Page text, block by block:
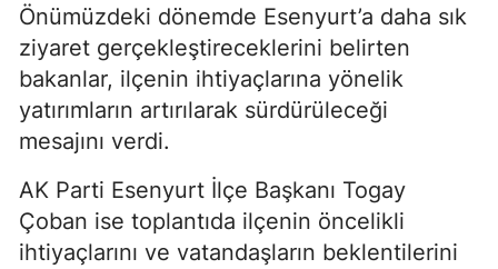
Önümüzdeki dönemde Esenyurt’a daha sık
ziyaret gerçekleştireceklerini belirten
bakanlar, ilçenin ihtiyaçlarına yönelik
yatırımların artırılarak sürdürüleceği
mesajını verdi.
AK Parti Esenyurt İlçe Başkanı Togay
Çoban ise toplantıda ilçenin öncelikli
ihtiyaçlarını ve vatandaşların beklentilerini